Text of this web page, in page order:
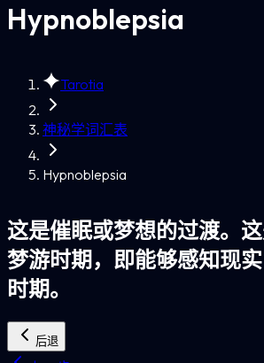
Hypnoblepsia
Tarotia
神秘学词汇表
Hypnoblepsia
这是催眠或梦想的过渡。
梦游时期，即能够感知现
时期。
后退